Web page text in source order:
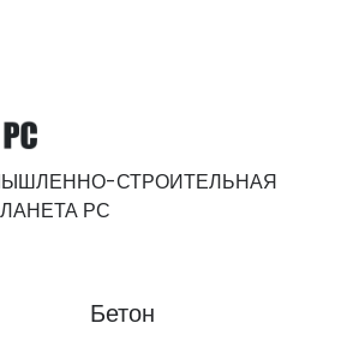
СТРОИТЕЛЬНАЯ
РС
Бетон